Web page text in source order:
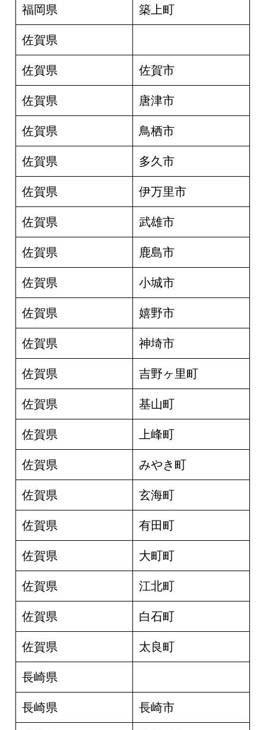
福岡県 築上町
佐賀県
佐賀県 佐賀市
佐賀県 唐津市
佐賀県 鳥栖市
佐賀県 多久市
佐賀県 伊万里市
佐賀県 武雄市
佐賀県 鹿島市
佐賀県 小城市
佐賀県 嬉野市
佐賀県 神埼市
佐賀県 吉野ヶ里町
佐賀県 基山町
佐賀県 上峰町
佐賀県 みやき町
佐賀県 玄海町
佐賀県 有田町
佐賀県 大町町
佐賀県 江北町
佐賀県 白石町
佐賀県 太良町
長崎県
長崎県 長崎市